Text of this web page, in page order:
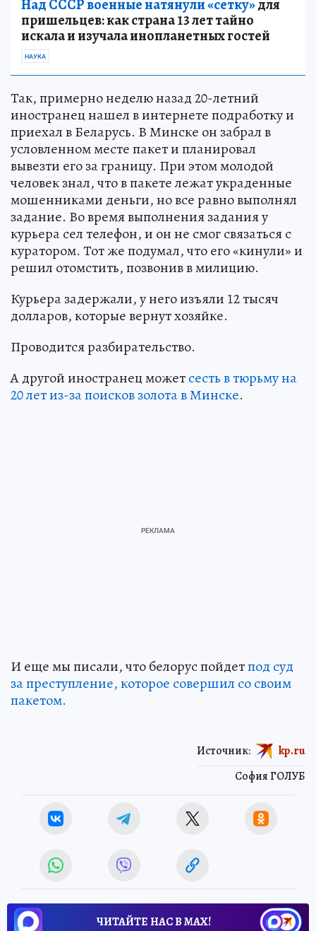
Над СССР военные натянули «сетку»для
пришельцев: как страна 13 лет тайно
искала и изучала инопланетных гостей
НАУКА
Так, примерно неделю назад 20-летний
иностранец нашел в интернете подработку и
приехал в Беларусь. В Минске он забрал в
условленном месте пакет и планировал
вывезти его за границу. При этом молодой
человек знал, что в пакете лежат украденные
мошенниками деньги, но все равно выполнял
задание. Во время выполнения задания у
курьера сел телефон, и он не смог связаться с
куратором. Тот же подумал, что его «кинули» и
решил отомстить, позвонив в милицию.
Курьера задержали, у него изъяли 12 тысяч
долларов, которые вернут хозяйке.
Проводится разбирательство.
А другой иностранец можетсесть в тюрьму на
20 лет из-за поисков золота в Минске.
И еще мы писали, что белорус пойдетпод суд
за преступление, которое совершил со своим
пакетом.
София ГОЛУБ
Источник: kp.ru
ЧИТАЙТЕ НАС В МАХ!